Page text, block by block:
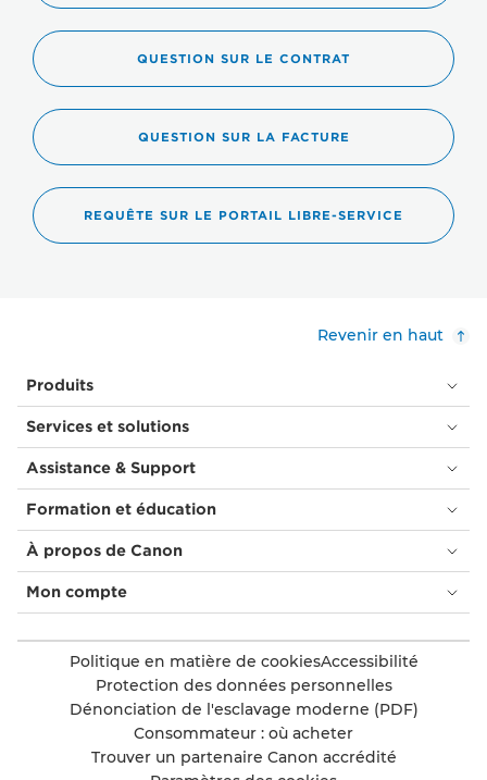
QUESTION SUR LE CONTRAT
QUESTION SUR LA FACTURE
REQUÊTE SUR LE PORTAIL LIBRE-SERVICE
Revenir en haut
Produits
Services et solutions
Assistance & Support
Formation et éducation
À propos de Canon
Mon compte
Politique en matière de cookiesAccessibilité
Protection des données personnelles
Dénonciation de l'esclavage moderne (PDF)
Consommateur : où acheter
Trouver un partenaire Canon accrédité